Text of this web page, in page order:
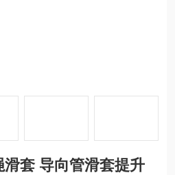
套 导向管滑套提升